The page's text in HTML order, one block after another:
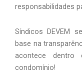
responsabilidades
Síndicos DEVEM
base na
acontece
condomínio!